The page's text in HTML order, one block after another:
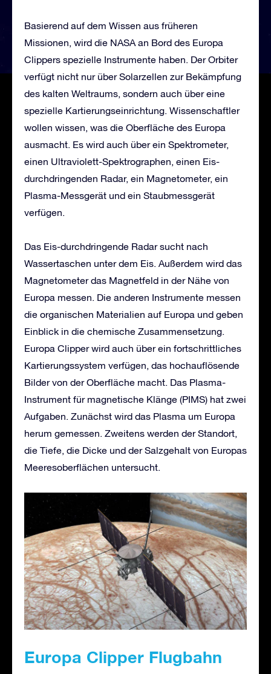
Basierend auf dem Wissen aus früheren
Missionen, wird die NASA an Bord des Europa
Clippers spezielle Instrumente haben. Der Orbiter
verfügt nicht nur über Solarzellen zur Bekämpfung
des kalten Weltraums, sondern auch über eine
spezielle Kartierungseinrichtung. Wissenschaftler
wollen wissen, was die Oberfläche des Europa
ausmacht. Es wird auch über ein Spektrometer,
einen Ultraviolett-Spektrographen, einen Eis-
durchdringenden Radar, ein Magnetometer, ein
Plasma-Messgerät und ein Staubmessgerät
verfügen.
Das Eis-durchdringende Radar sucht nach
Wassertaschen unter dem Eis. Außerdem wird das
Magnetometer das Magnetfeld in der Nähe von
Europa messen. Die anderen Instrumente messen
die organischen Materialien auf Europa und geben
Einblick in die chemische Zusammensetzung.
Europa Clipper wird auch über ein fortschrittliches
Kartierungssystem verfügen, das hochauflösende
Bilder von der Oberfläche macht. Das Plasma-
Instrument für magnetische Klänge (PIMS) hat zwei
Aufgaben. Zunächst wird das Plasma um Europa
herum gemessen. Zweitens werden der Standort,
die Tiefe, die Dicke und der Salzgehalt von Europas
Meeresoberflächen untersucht.
Europa Clipper Flugbahn